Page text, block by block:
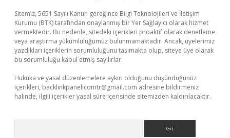
Sitemiz, 5651 Sayılı Kanun gereğince Bilgi Teknolojileri ve İletişim
Kurumu (BTK) tarafından onaylanmış bir Yer Sağlayıcı olarak hizmet
vermektedir. Bu nedenle, sitedeki içerikleri proaktif olarak denetleme
veya araştırma yükümlülüğümüz bulunmamaktadır. Ancak, üyelerimiz
yazdıkları içeriklerin sorumluluğunu taşımakta olup, siteye üye olarak
bu sorumluluğu kabul etmiş sayılırlar.
Hukuka ve yasal düzenlemelere aykırı olduğunu düşündüğünüz
içerikleri, backlinkpanelicomtr@gmail.com adresine bildirmeniz
halinde, ilgili içerikler yasal süre içerisinde sitemizden kaldırılacaktır.